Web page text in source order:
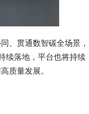
、贯通数智碳全场景，
续落地，平台也将持续
质量发展。